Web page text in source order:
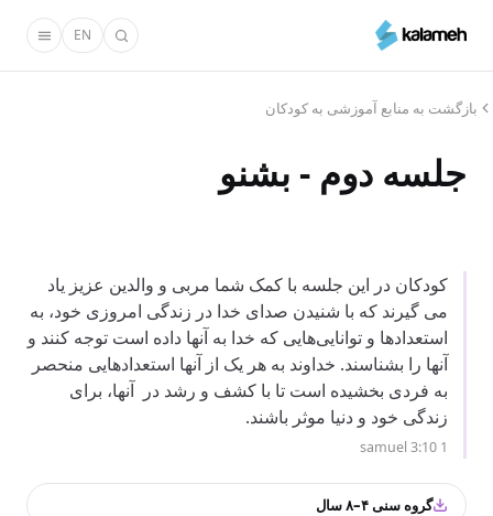
محتوای
EN
بازگشت به منابع آموزشی به کودکان
جلسه دوم - بشنو
کودکان در این جلسه با کمک شما مربی و والدین عزیز یاد
می گیرند که با شنیدن صدای خدا در زندگی امروزی خود، به
استعدادها و توانایی‌هایی که خدا به آنها داده است توجه کنند و
آنها را بشناسند. خداوند به هر یک از آنها استعدادهایی منحصر
به فردی بخشیده است تا با کشف و رشد در آنها، برای
زندگی خود و دنیا موثر باشند.
1 samuel 3:10
گروه سنی ۴–۸ سال